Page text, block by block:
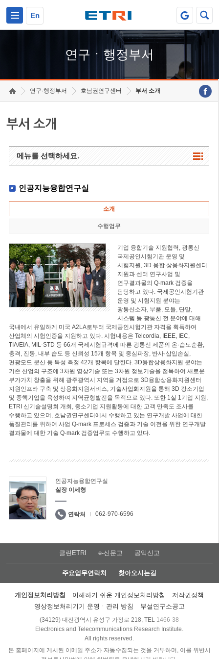
En
연구ㆍ행정부서
연구·행정부서 호남권연구센터 부서 소개
부서 소개
메뉴를 선택하세요.
인공지능융합연구실
소개
수행업무
기업 융합기술 지원협력, 광통신
국제공인시험기관 운영 및
시험지원, 3D 융합 상용화지원센터
지원과 센터 연구사업 및
연구결과물의 Q-mark 검증을
담당하고 있다. 국제공인시험기관
운영 및 시험지원 분야는
광통신소자, 부품, 모듈, 단말,
시스템 등 광통신 전 분야에 대해
국내에서 유일하게 미국 A2LA로부터 국제공인시험기관 자격을 획득하여
산업체의 시험인증을 지원하고 있다. 시험내용은 Telcordia, IEEE, IEC,
TIA/EIA, MIL-STD 등 66개 국제시험규격에 따른 광통신 제품의 온·습도순환,
충격, 진동, 내부 습도 등 신뢰성 15개 항목 및 중심파장, 반사·삽입손실,
편광모드 분산 등 특성 측정 42개 항목에 달한다. 3D융합상용화지원 분야는
기존 산업의 구조에 3차원 영상기술 또는 3차원 정보기술을 접목하여 새로운
부가가치 창출을 위해 광주광역시 지역을 거점으로 3D융합상용화지원센터
지원인프라 구축 및 상용화지원서비스, 기술사업화지원을 통해 3D 강소기업
및 중핵기업을 육성하여 지역균형발전을 목적으로 있다. 또한 1실 1기업 지원,
ETRI 신기술설명회 개최, 중소기업 지원활동에 대한 고객 만족도 조사를
수행하고 있으며, 호남권연구센터에서 수행하고 있는 연구개발 사업에 대한
품질관리를 위하여 사업 Q-mark 프로세스 검증과 기술 이전을 위한 연구개발
결과물에 대한 기술 Q-mark 검증업무도 수행하고 있다.
인공지능융합연구실
실장 이세형
연락처 062-970-6596
클린ETRI e-신문고 공익신고
주요업무연락처 찾아오시는길
개인정보처리방침 이해하기 쉬운 개인정보처리방침
저작권정책
영상정보처리기기 운영ㆍ관리 방침
부설연구소공고
(34129) 대전광역시 유성구 가정로 218, TEL 1466-38
Electronics and Telecommunications Research Institute.
All rights reserved.
본 홈페이지에 게시된 이메일 주소가 자동수집되는 것을 거부하며, 이를 위반시